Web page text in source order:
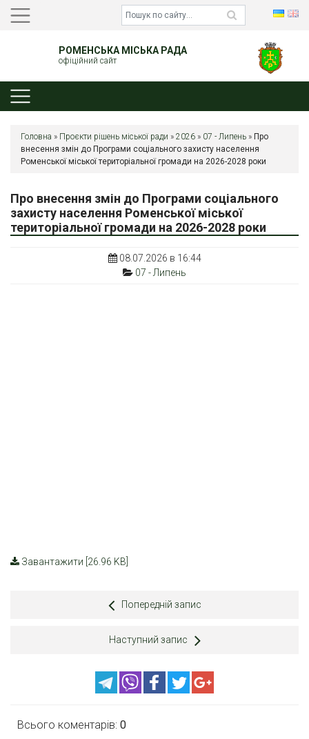
РОМЕНСЬКА МІСЬКА РАДА
офіційний сайт
Головна » Проєкти рішень міської ради » 2026 » 07 - Липень » Про
внесення змін до Програми соціального захисту населення
Роменської міської територіальної громади на 2026-2028 роки
Про внесення змін до Програми соціального
захисту населення Роменської міської
територіальної громади на 2026-2028 роки
08.07.2026 в 16:44
07 - Липень
Завантажити [26.96 KB]
Попередній запис
Наступний запис
Всього коментарів: 0